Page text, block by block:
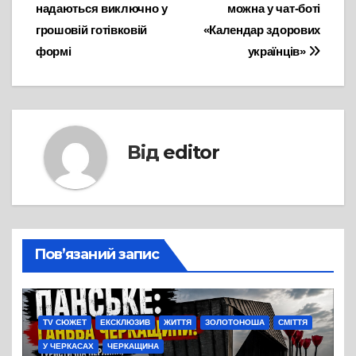
можна у чат-боті
«Календар здорових
українців»
надаються виключно у
грошовій готівковій
формі
Від editor
Пов’язаний запис
TV СЮЖЕТ ЕКСКЛЮЗИВ ЖИТТЯ ЗОЛОТОНОША СМІТТЯ
У ЧЕРКАСАХ ЧЕРКАЩИНА